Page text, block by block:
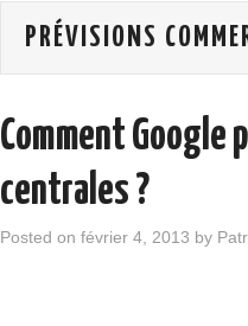
PRÉVISIONS
Comment Google
centrales ?
Posted on février 4, 2013 by